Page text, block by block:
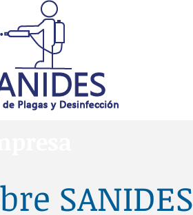
SANIDES